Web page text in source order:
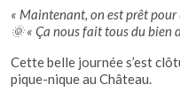
« Maintenant, on est prêt
🌞 « Ça nous fait tous du bien
Cette belle journée s’est
pique-nique au Château.